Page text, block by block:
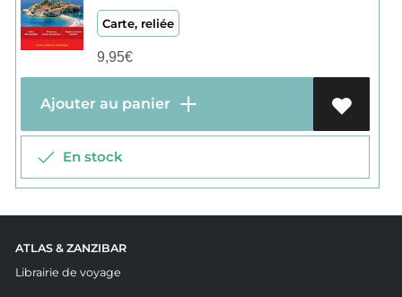
Carte, reliée
9,95€
Ajouter au panier
En stock
ATLAS & ZANZIBAR
Librairie de voyage